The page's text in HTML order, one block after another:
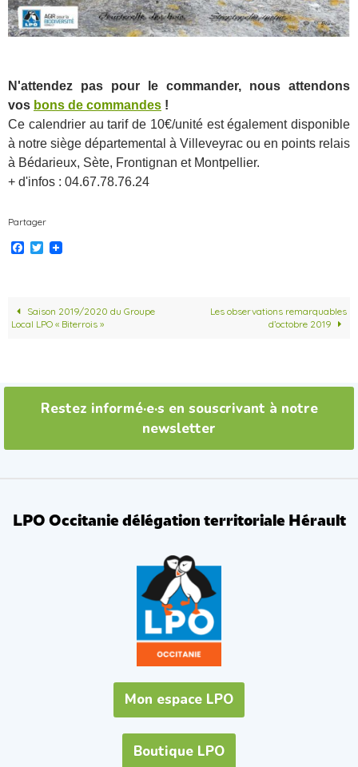
N'attendez pas pour le commander, nous attendons
vos bons de commandes !
Ce calendrier au tarif de 10€/unité est également disponible
à notre siège départemental à Villeveyrac ou en points relais
à Bédarieux, Sète, Frontignan et Montpellier.
+ d'infos : 04.67.78.76.24
Partager
F
o
o
T
e
r
Saison 2019/2020 du Groupe
Local LPO « Biterrois »
Les observations remarquables
d’octobre 2019
Restez informé·e·s en souscrivant à notre
newsletter
LPO Occitanie délégation territoriale Hérault
Mon espace LPO
Boutique LPO